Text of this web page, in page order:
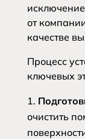
от
качестве
Процесс
ключевых
очистить